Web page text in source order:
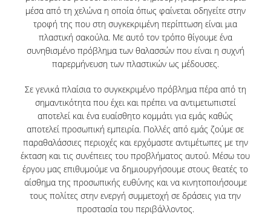
ΤΟ ΣΚΑΣΙΑΡΧΕΙΟ
ΞΕΝΟΦΩΝ
ΕΘΝΙΚΟ ΜΟΥΣΕΙΟ ΣΥΓΧΡΟΝΗΣ ΤΕΧΝΗΣ
ΤΙ ΝΕΑ;
μέσα από τη χελώνα η οποία όπως φαίνεται οδηγείτε στην
τροφή της που στη συγκεκριμένη περίπτωση είναι μια
πλαστική σακούλα. Με αυτό τον τρόπο θίγουμε ένα
συνηθισμένο πρόβλημα των θαλασσών που είναι η συχνή
παρερμήνευση των πλαστικών ως μέδουσες.
Σε γενικά πλαίσια το συγκεκριμένο πρόβλημα πέρα από τη
σημαντικότητα που έχει και πρέπει να αντιμετωπιστεί
αποτελεί και ένα ευαίσθητο κομμάτι για εμάς καθώς
αποτελεί προσωπική εμπειρία. Πολλές από εμάς ζούμε σε
παραθαλάσσιες περιοχές και ερχόμαστε αντιμέτωπες με την
έκταση και τις συνέπειες του προβλήματος αυτού. Μέσω του
έργου μας επιθυμούμε να δημιουργήσουμε στους θεατές το
αίσθημα της προσωπικής ευθύνης και να κινητοποιήσουμε
τους πολίτες στην ενεργή συμμετοχή σε δράσεις για την
προστασία του περιβάλλοντος.